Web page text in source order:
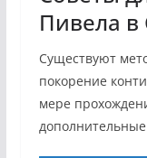
Пивела в
Существуют
покорение
мере